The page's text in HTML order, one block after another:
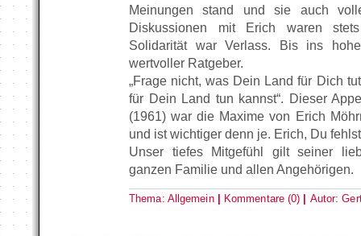
Meinungen stand und sie auch
Diskussionen mit Erich waren
Solidarität war Verlass. Bis ins
wertvoller Ratgeber.
„Frage nicht, was Dein Land für Dich
für Dein Land tun kannst“. Dieser
(1961) war die Maxime von Erich
und ist wichtiger denn je. Erich, Du
Unser tiefes Mitgefühl gilt seiner
ganzen Familie und allen Angehörigen.
Thema: Allgemein Kommentare (0) Autor: